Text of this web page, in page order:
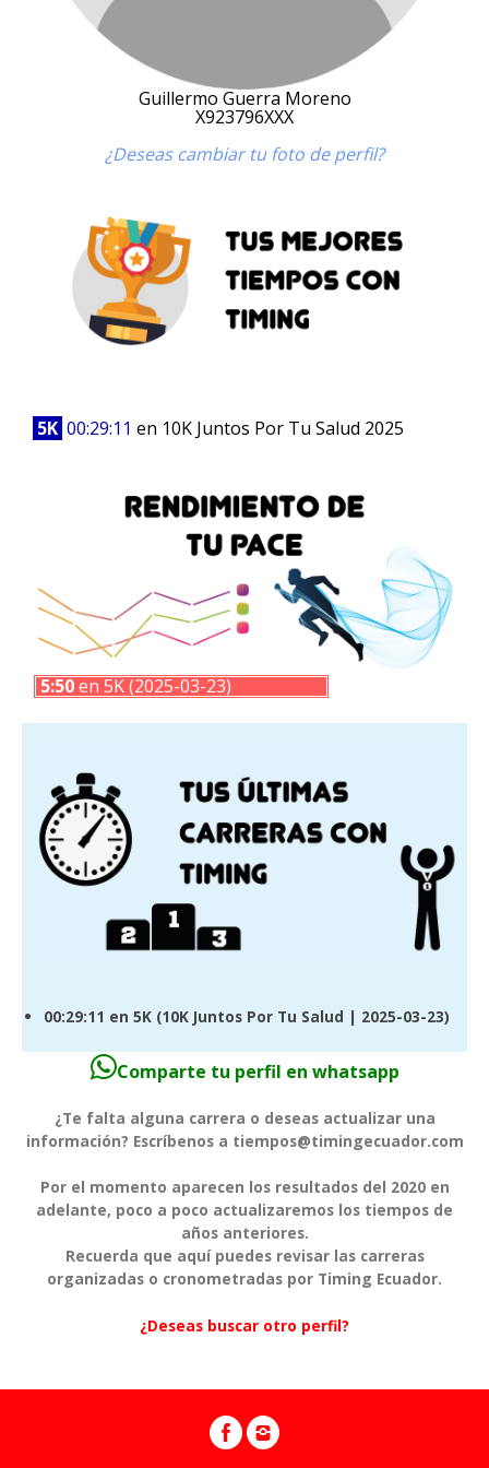
Guillermo Guerra Moreno
X923796XXX
¿Deseas cambiar tu foto de perfil?
5K 00:29:11 en 10K Juntos Por Tu Salud 2025
5:50en 5K (2025-03-23)
00:29:11 en 5K (10K Juntos Por Tu Salud | 2025-03-23)
Comparte tu perfil en whatsapp
¿Te falta alguna carrera o deseas actualizar una
información? Escríbenos a tiempos@timingecuador.com
Por el momento aparecen los resultados del 2020 en
adelante, poco a poco actualizaremos los tiempos de
años anteriores.
Recuerda que aquí puedes revisar las carreras
organizadas o cronometradas por Timing Ecuador.
¿Deseas buscar otro perfil?